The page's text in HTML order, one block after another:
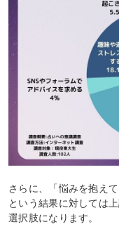
さらに、「悩みを抱え
という結果に対しては
選択肢になります。